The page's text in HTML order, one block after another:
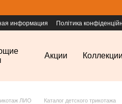
информация Політика
Акции Коллекции
ЛИО Каталог детского трикотажа